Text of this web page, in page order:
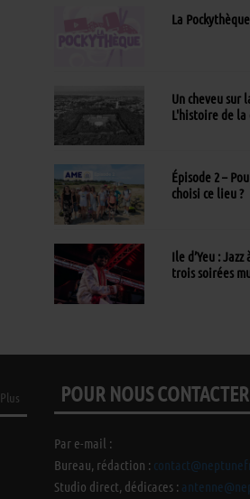
La
Un cheveu sur
L'histoire de
Épisode 2 –
choisi ce lieu ?
Ile d’Yeu :
trois soirées
Plus POUR NOUS CONTACTER
Par e-mail :
Bureau, rédaction :
Studio direct, dédicaces :